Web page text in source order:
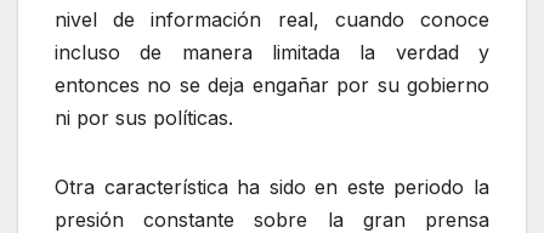
nivel de información real, cuando conoce
incluso de manera limitada la verdad y
entonces no se deja engañar por su gobierno
ni por sus políticas.
Otra característica ha sido en este periodo la
presión constante sobre la gran prensa